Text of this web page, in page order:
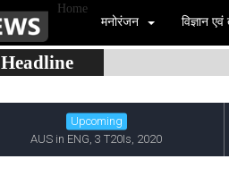
Home
मनोरंजन
विज्ञान
Headline